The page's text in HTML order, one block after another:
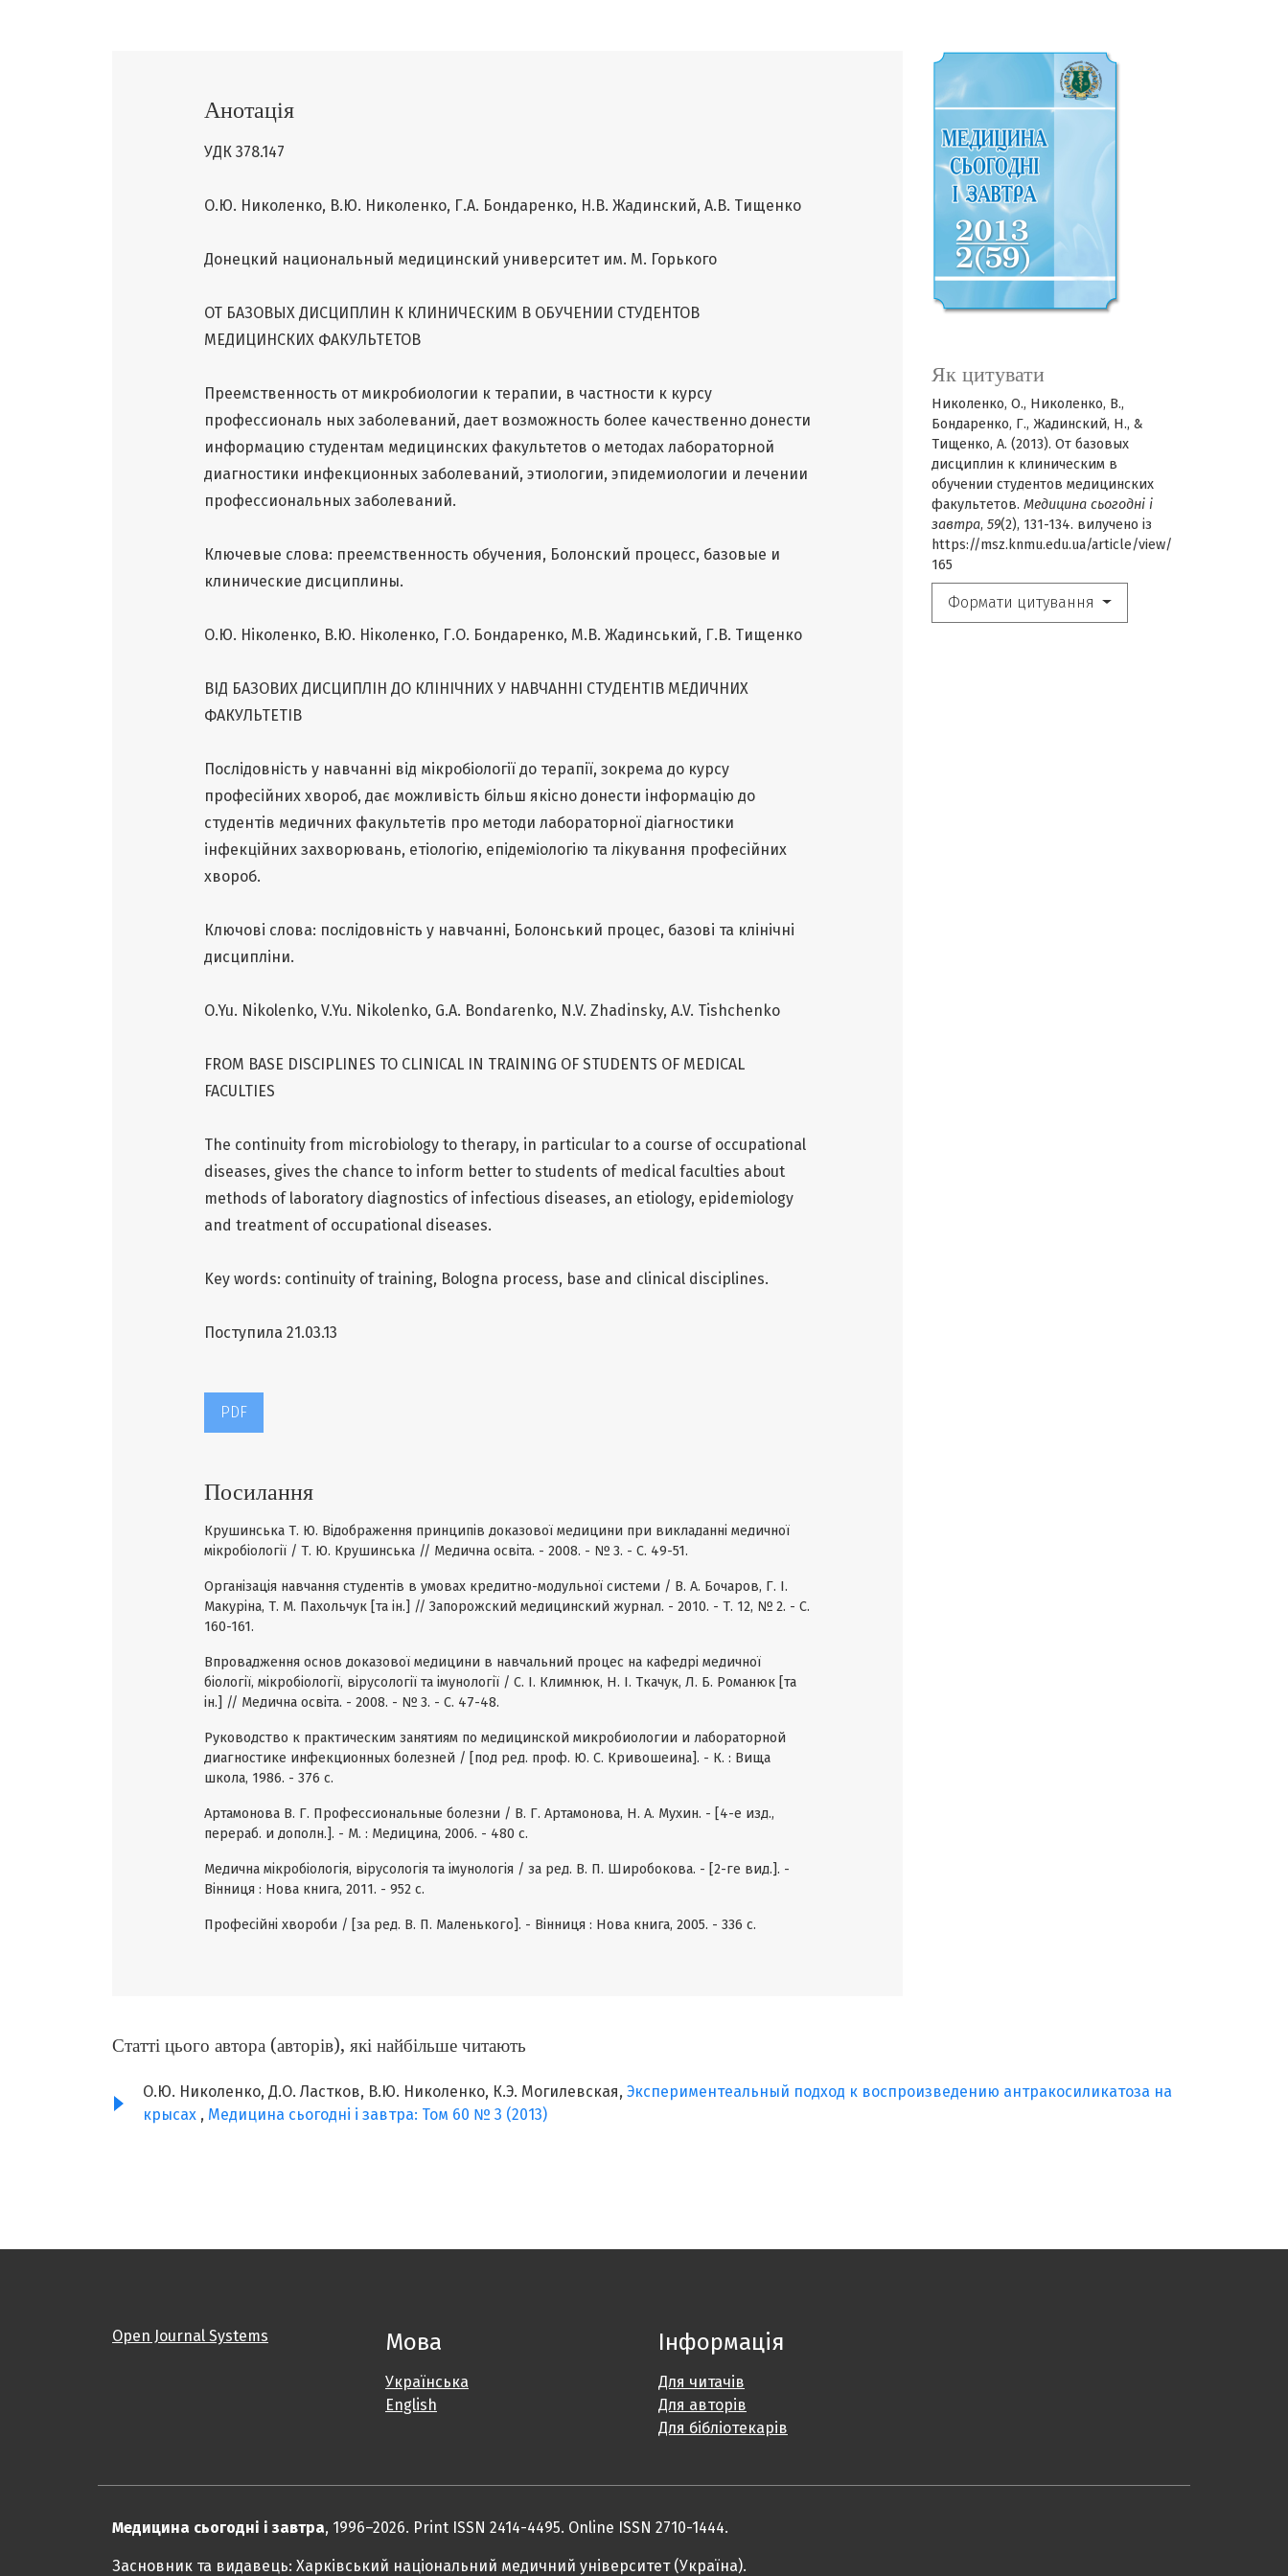
Як цитувати
Николенко, О., Николенко, В.,
Бондаренко, Г., Жадинский, Н., &
Тищенко, А. (2013). От базовых
дисциплин к клиническим в
обучении студентов медицинских
факультетов. Медицина сьогодні і
завтра, 59(2), 131-134. вилучено із
https://msz.knmu.edu.ua/article/view/
165
Формати цитування
Анотація
УДК 378.147
О.Ю. Николенко, В.Ю. Николенко, Г.А. Бондаренко, Н.В. Жадинский, А.В. Тищенко
Донецкий национальный медицинский университет им. М. Горького
ОТ БАЗОВЫХ ДИСЦИПЛИН К КЛИНИЧЕСКИМ В ОБУЧЕНИИ СТУДЕНТОВ
МЕДИЦИНСКИХ ФАКУЛЬТЕТОВ
Преемственность от микробиологии к терапии, в частности к курсу
профессиональ ных заболеваний, дает возможность более качественно донести
информацию студентам медицинских факультетов о методах лабораторной
диагностики инфекционных заболеваний, этиологии, эпидемиологии и лечении
профессиональных заболеваний.
Ключевые слова: преемственность обучения, Болонский процесс, базовые и
клинические дисциплины.
О.Ю. Ніколенко, В.Ю. Ніколенко, Г.О. Бондаренко, М.В. Жадинський, Г.В. Тищенко
ВІД БАЗОВИХ ДИСЦИПЛІН ДО КЛІНІЧНИХ У НАВЧАННІ СТУДЕНТІВ МЕДИЧНИХ
ФАКУЛЬТЕТІВ
Послідовність у навчанні від мікробіології до терапії, зокрема до курсу
професійних хвороб, дає можливість більш якісно донести інформацію до
студентів медичних факультетів про методи лабораторної діагностики
інфекційних захворювань, етіологію, епідеміологію та лікування професійних
хвороб.
Ключові слова: послідовність у навчанні, Болонський процес, базові та клінічні
дисципліни.
O.Yu. Nikolenko, V.Yu. Nikolenko, G.A. Bondarenko, N.V. Zhadinsky, A.V. Tishchenko
FROM BASE DISCIPLINES TO CLINICAL IN TRAINING OF STUDENTS OF MEDICAL
FACULTIES
The continuity from microbiology to therapy, in particular to a course of occupational
diseases, gives the chance to inform better to students of medical faculties about
methods of laboratory diagnostics of infectious diseases, an etiology, epidemiology
and treatment of occupational diseases.
Key words: continuity of training, Bologna process, base and clinical disciplines.
Поступила 21.03.13
PDF
Посилання
Крушинська Т. Ю. Відображення принципів доказової медицини при викладанні медичної
мікробіології / Т. Ю. Крушинська // Медична освіта. - 2008. - № 3. - С. 49-51.
Організація навчання студентів в умовах кредитно-модульної системи / В. А. Бочаров, Г. І.
Макуріна, Т. М. Пахольчук [та ін.] // Запорожский медицинский журнал. - 2010. - Т. 12, № 2. - С.
160-161.
Впровадження основ доказової медицини в навчальний процес на кафедрі медичної
біології, мікробіології, вірусології та імунології / С. І. Климнюк, Н. І. Ткачук, Л. Б. Романюк [та
ін.] // Медична освіта. - 2008. - № 3. - С. 47-48.
Руководство к практическим занятиям по медицинской микробиологии и лабораторной
диагностике инфекционных болезней / [под ред. проф. Ю. С. Кривошеина]. - К. : Вища
школа, 1986. - 376 с.
Артамонова В. Г. Профессиональные болезни / В. Г. Артамонова, Н. А. Мухин. - [4-е изд.,
перераб. и дополн.]. - М. : Медицина, 2006. - 480 с.
Медична мікробіологія, вірусологія та імунологія / за ред. В. П. Широбокова. - [2-ге вид.]. -
Вінниця : Нова книга, 2011. - 952 с.
Професійні хвороби / [за ред. В. П. Маленького]. - Вінниця : Нова книга, 2005. - 336 с.
Статті цього автора (авторів), які найбільше читають
О.Ю. Николенко, Д.О. Ластков, В.Ю. Николенко, К.Э. Могилевская, Экспериментеальный подход к воспроизведению антракосиликатоза на
крысах , Медицина сьогодні і завтра: Том 60 № 3 (2013)
Open Journal Systems Мова
Українська
English
Інформація
Для читачів
Для авторів
Для бібліотекарів
Медицина сьогодні і завтра, 1996–2026. Print ISSN 2414-4495. Online ISSN 2710-1444.
Засновник та видавець: Харківський національний медичний університет (Україна).